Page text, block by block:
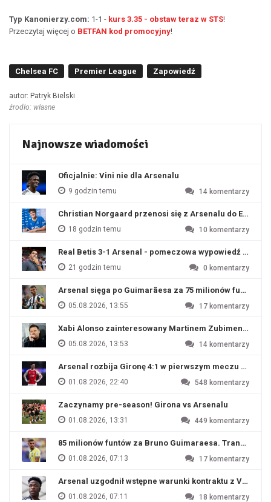
Typ Kanonierzy.com: 1-1 - kurs 3.35 - obstaw teraz w STS!
Przeczytaj więcej o BETFAN kod promocyjny!
Chelsea FC Premier League Zapowiedź
autor: Patryk Bielski
źrodło: własne
Najnowsze wiadomości
Oficjalnie: Vini nie dla Arsenalu
9 godzin temu 14 komentarzy
Christian Norgaard przenosi się z Arsenalu do
18 godzin temu 10 komentarzy
Real Betis 3-1 Arsenal - pomeczowa wypowiedź Artety
21 godzin temu 0 komentarzy
Arsenal sięga po Guimarãesa za 75 milionów funtów
05.08.2026, 13:55 17 komentarzy
Xabi Alonso zainteresowany Martinem Zubimendim
05.08.2026, 13:53 14 komentarzy
Arsenal rozbija Gironę 4:1 w pierwszym meczu
01.08.2026, 22:40 548 komentarzy
Zaczynamy pre-season! Girona vs Arsenalu
01.08.2026, 13:31 449 komentarzy
85 milionów funtów za Bruno Guimaraesa. Transfer
01.08.2026, 07:13 17 komentarzy
Arsenal uzgodnił wstępne warunki kontraktu z
01.08.2026, 07:11 18 komentarzy